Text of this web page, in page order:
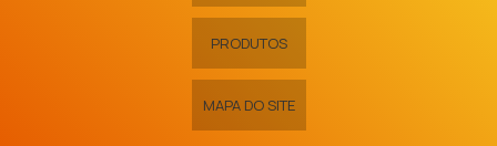
PRODUTOS
MAPA DO SITE